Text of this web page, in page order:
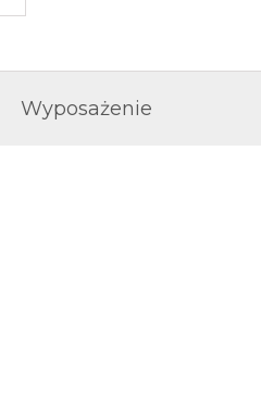
Wyposażenie